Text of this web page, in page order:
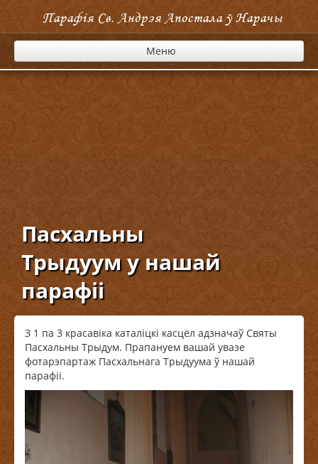
Парафія Cв. Андрэя Апостала ў Нарачы
Меню
Пасхальны
Трыдуум у нашай
парафіі
З 1 па 3 красавіка каталіцкі касцёл адзначаў Святы
Пасхальны Трыдум. Прапануем вашай увазе
фотарэпартаж Пасхальнага Трыдуума ў нашай
парафіі.